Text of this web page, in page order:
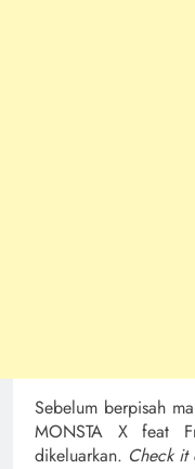
Sebelum berpisah
MONSTA X feat
dikeluarkan. Check it